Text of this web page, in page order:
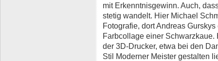
mit Erkenntnisgewinn. Auch,
stetig wandelt. Hier Michael
Fotografie, dort Andreas
Farbcollage einer
der 3D-Drucker, etwa bei den
Stil Moderner Meister gestalten